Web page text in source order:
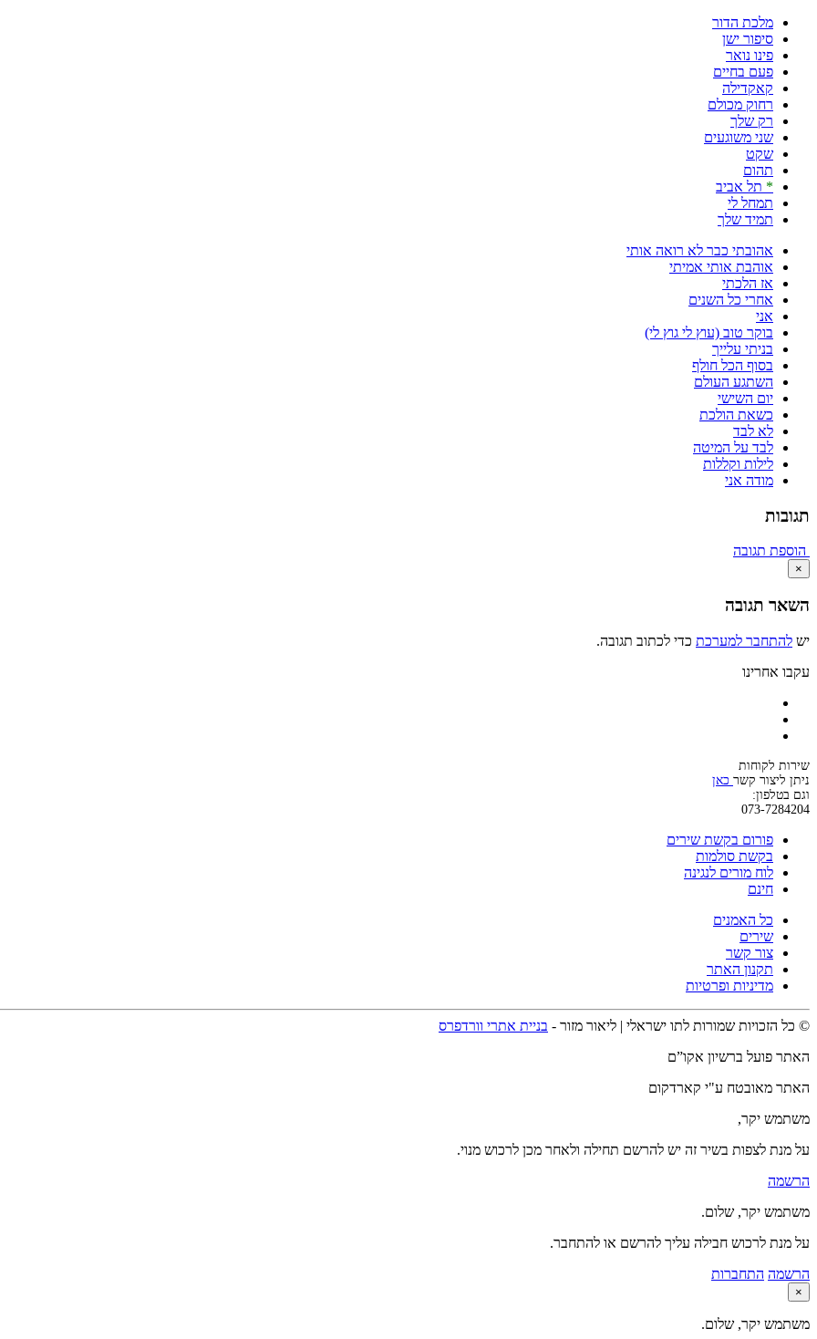
מלכת הדור
סיפור ישן
פינו נואר
פעם בחיים
קאקדילה
רחוק מכולם
רק שלך
שני משוגעים
שקט
תהום
* תל אביב
תמחל לי
תמיד שלך
אהובתי כבר לא רואה אותי
אוהבת אותי אמיתי
אז הלכתי
אחרי כל השנים
אני
בוקר טוב (עוץ לי גוץ לי)
בניתי עלייך
בסוף הכל חולף
השתגע העולם
יום השישי
כשאת הולכת
לא לבד
לבד על המיטה
לילות וקללות
מודה אני
תגובות
הוספת תגובה
×
השאר תגובה
יש להתחבר למערכת כדי לכתוב תגובה.
עקבו אחרינו
שירות לקוחות
ניתן ליצור קשר כאן
וגם בטלפון:
073-7284204
פורום בקשת שירים
בקשת סולמות
לוח מורים לנגינה
חינם
כל האמנים
שירים
צור קשר
תקנון האתר
מדיניות ופרטיות
© כל הזכויות שמורות לתו ישראלי | ליאור מזור - בניית אתרי וורדפרס
האתר פועל ברשיון אקו”ם
האתר מאובטח ע"י קארדקום
משתמש יקר,
על מנת לצפות בשיר זה יש להרשם תחילה ולאחר מכן לרכוש מנוי.
הרשמה
משתמש יקר, שלום.
על מנת לרכוש חבילה עליך להרשם או להתחבר.
הרשמה התחברות
×
משתמש יקר, שלום.